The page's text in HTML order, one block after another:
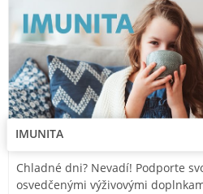
IMUNITA
Chladné dni? Nevadí! Podporte
osvedčenými výživovými